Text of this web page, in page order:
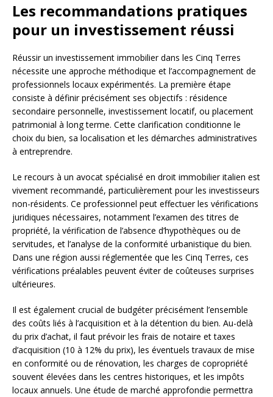
Les recommandations pratiques
pour un investissement réussi
Réussir un investissement immobilier dans les Cinq Terres
nécessite une approche méthodique et l’accompagnement de
professionnels locaux expérimentés. La première étape
consiste à définir précisément ses objectifs : résidence
secondaire personnelle, investissement locatif, ou placement
patrimonial à long terme. Cette clarification conditionne le
choix du bien, sa localisation et les démarches administratives
à entreprendre.
Le recours à un avocat spécialisé en droit immobilier italien est
vivement recommandé, particulièrement pour les investisseurs
non-résidents. Ce professionnel peut effectuer les vérifications
juridiques nécessaires, notamment l’examen des titres de
propriété, la vérification de l’absence d’hypothèques ou de
servitudes, et l’analyse de la conformité urbanistique du bien.
Dans une région aussi réglementée que les Cinq Terres, ces
vérifications préalables peuvent éviter de coûteuses surprises
ultérieures.
Il est également crucial de budgéter précisément l’ensemble
des coûts liés à l’acquisition et à la détention du bien. Au-delà
du prix d’achat, il faut prévoir les frais de notaire et taxes
d’acquisition (10 à 12% du prix), les éventuels travaux de mise
en conformité ou de rénovation, les charges de copropriété
souvent élevées dans les centres historiques, et les impôts
locaux annuels. Une étude de marché approfondie permettra